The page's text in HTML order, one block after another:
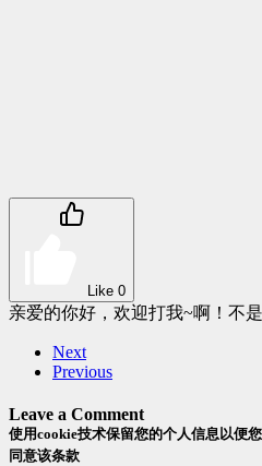
Like 0
亲爱的你好，欢迎打我~啊！不是
Next
Previous
Leave a Comment
使用cookie技术保留您的个人信息以便
同意该条款